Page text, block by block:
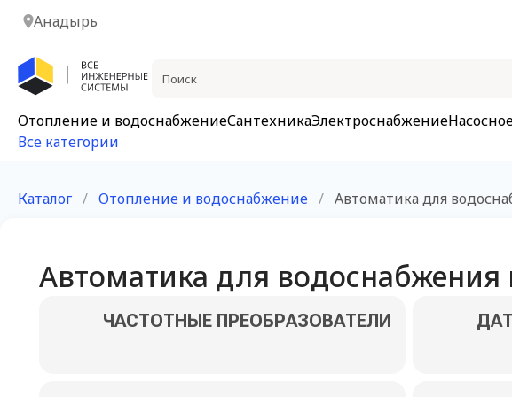
Анадырь
Отопление и водоснабжениеСантехникаЭлектроснабжение
Все категории
Каталог / Отопление и водоснабжение / Автоматика для
Автоматика для водоснабжения
ЧАСТОТНЫЕ ПРЕОБРАЗОВАТЕЛИ